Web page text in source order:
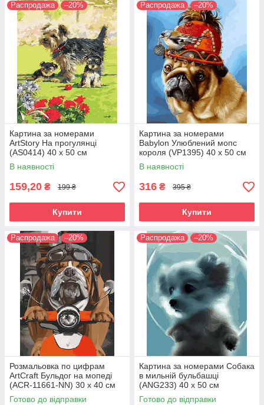
Распродажа –20%
Картина за номерами
ArtStory На прогулянці
(AS0414) 40 х 50 см
В наявності
159,20 ₴ 199 ₴
Купити
Распродажа –20%
Картина за номерами
Babylon Улюблений мопс
короля (VP1395) 40 х 50 см
В наявності
316 ₴ 395 ₴
Купити
Распродажа –20%
Розмальовка по цифрам
ArtCraft Бульдог на мопеді
(ACR-11661-NN) 30 х 40 см
Готово до відправки
Распродажа –20%
Картина за номерами Собака
в мильній бульбашці
(ANG233) 40 х 50 см
Готово до відправки